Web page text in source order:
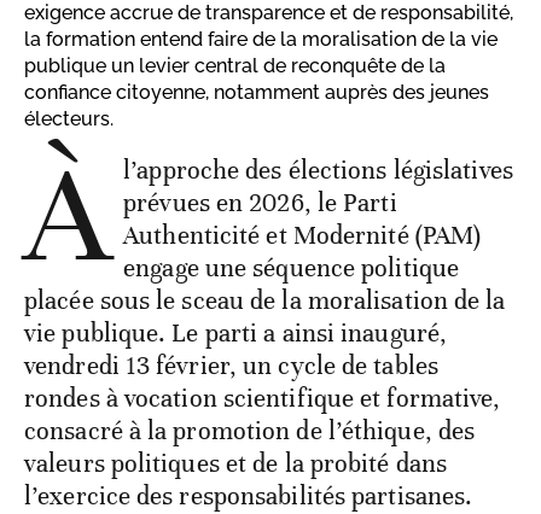
exigence accrue de transparence et de responsabilité,
la formation entend faire de la moralisation de la vie
publique un levier central de reconquête de la
confiance citoyenne, notamment auprès des jeunes
électeurs.
À l’approche des élections législatives
prévues en 2026, le Parti
Authenticité et Modernité (PAM)
engage une séquence politique
placée sous le sceau de la moralisation de la
vie publique. Le parti a ainsi inauguré,
vendredi 13 février, un cycle de tables
rondes à vocation scientifique et formative,
consacré à la promotion de l’éthique, des
valeurs politiques et de la probité dans
l’exercice des responsabilités partisanes.